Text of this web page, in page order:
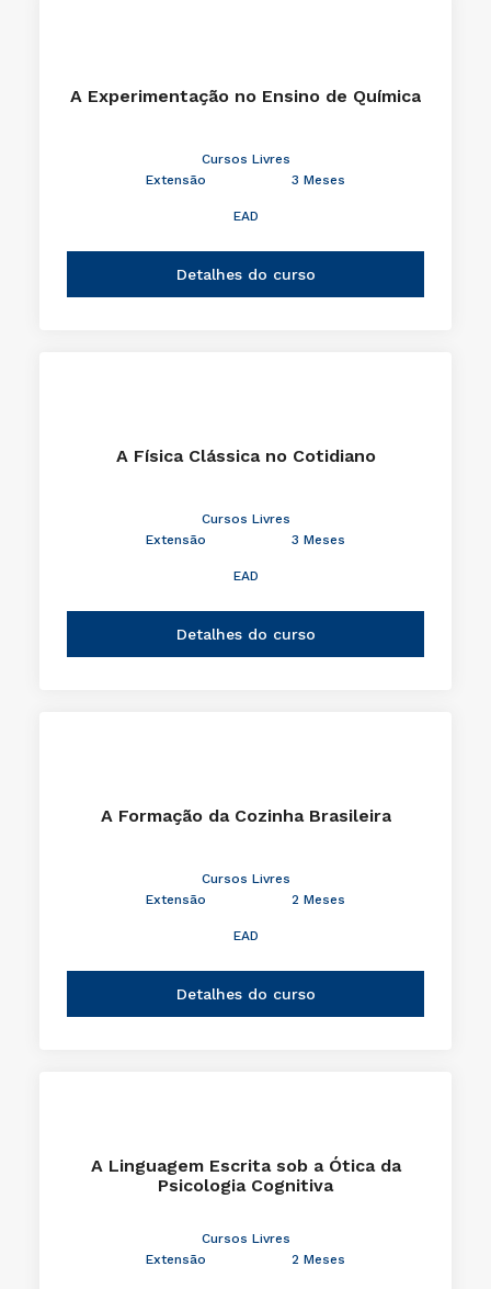
A Experimentação no Ensino de Química
Cursos Livres
Extensão
3 Meses
EAD
Detalhes do curso
A Física Clássica no Cotidiano
Cursos Livres
Extensão
3 Meses
EAD
Detalhes do curso
A Formação da Cozinha Brasileira
Cursos Livres
Extensão
2 Meses
EAD
Detalhes do curso
A Linguagem Escrita sob a Ótica da
Psicologia Cognitiva
Cursos Livres
Extensão
2 Meses